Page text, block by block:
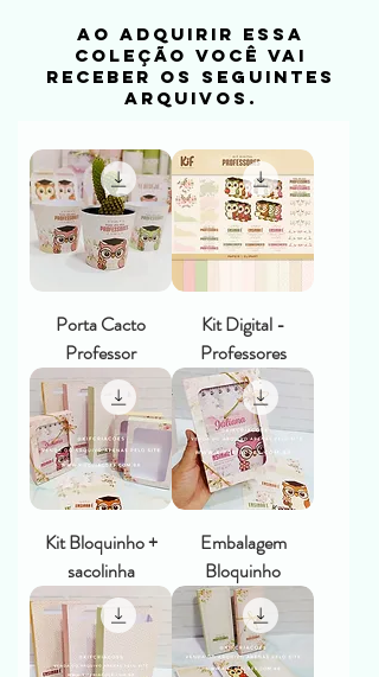
ao adquirir essa
coleção você vai
receber os seguintes
arquivos.
Porta Cacto
Professor
Kit Digital -
Professores
Kit Bloquinho +
sacolinha
Embalagem
Bloquinho